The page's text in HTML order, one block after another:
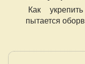
Как
пытается